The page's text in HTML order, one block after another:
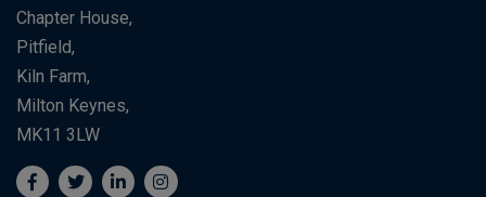
Chapter House,
Pitfield,
Kiln Farm,
Milton Keynes,
MK11 3LW